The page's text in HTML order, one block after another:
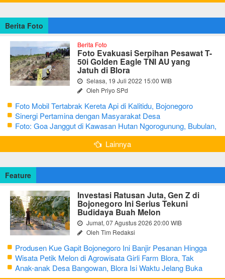
Berita Foto
Berita Foto
Foto Evakuasi Serpihan Pesawat T-
50i Golden Eagle TNI AU yang
Jatuh di Blora
Selasa, 19 Juli 2022 15:00 WIB
Oleh Priyo SPd
Foto Mobil Tertabrak Kereta Api di Kalitidu, Bojonegoro
Sinergi Pertamina dengan Masyarakat Desa
Foto: Goa Janggut di Kawasan Hutan Ngorogunung, Bubulan,
Bojonegoro
Lainnya
Feature
Investasi Ratusan Juta, Gen Z di
Bojonegoro Ini Serius Tekuni
Budidaya Buah Melon
Jumat, 07 Agustus 2026 20:00 WIB
Oleh Tim Redaksi
Produsen Kue Gapit Bojonegoro Ini Banjir Pesanan Hingga
Puluhan Juta di Bulan Ramadan
Wisata Petik Melon di Agrowisata Girli Farm Blora, Tak
Sampai 5 Hari Sudah Ludes Terjual
Anak-anak Desa Bangowan, Blora Isi Waktu Jelang Buka